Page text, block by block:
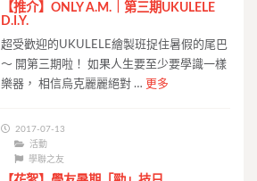
【推介】ONLY A.M.｜第三期UKULELE
D.I.Y.
超受歡迎的UKULELE繪製班捉住暑假的尾巴
～ 開第三期啦！ 如果人生要至少要學識一樣
樂器， 相信烏克麗麗絕對 … 更多
2017-07-13
活動
學聯之友